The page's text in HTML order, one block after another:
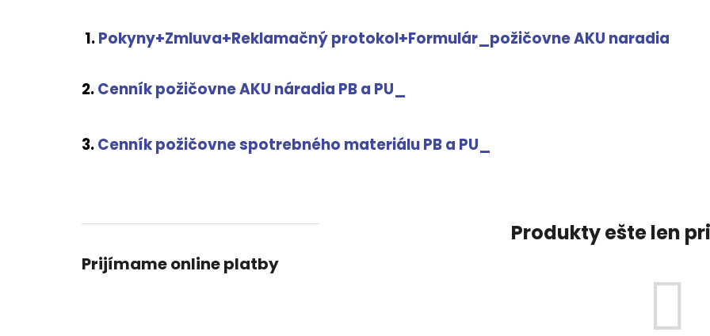
1.Pokyny+Zmluva+Reklamačný protokol+Formulár_požičovne AKU naradia
2.Cenník požičovne AKU náradia PB a PU_
3.Cenník požičovne spotrebného materiálu PB a PU_
Prijímame online platby
Produkty ešte len